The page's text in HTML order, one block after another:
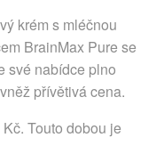
krém s mléčnou
BrainMax Pure se
své nabídce plno
přívětivá cena.
Touto dobou je